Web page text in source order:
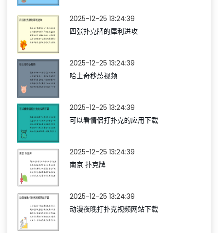
2025-12-25 13:24:39
四张扑克牌的犀利进攻
2025-12-25 13:24:39
哈士奇秒怂视频
2025-12-25 13:24:39
可以看情侣打扑克的应用下载
2025-12-25 13:24:39
南京 扑克牌
2025-12-25 13:24:39
动漫夜晚打扑克视频网站下载